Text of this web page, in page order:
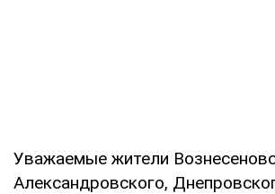
Уважаемые жители
Александровского,